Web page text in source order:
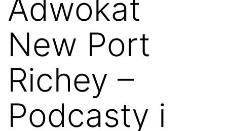
Adwokat
New Port
Richey –
Podcasty i